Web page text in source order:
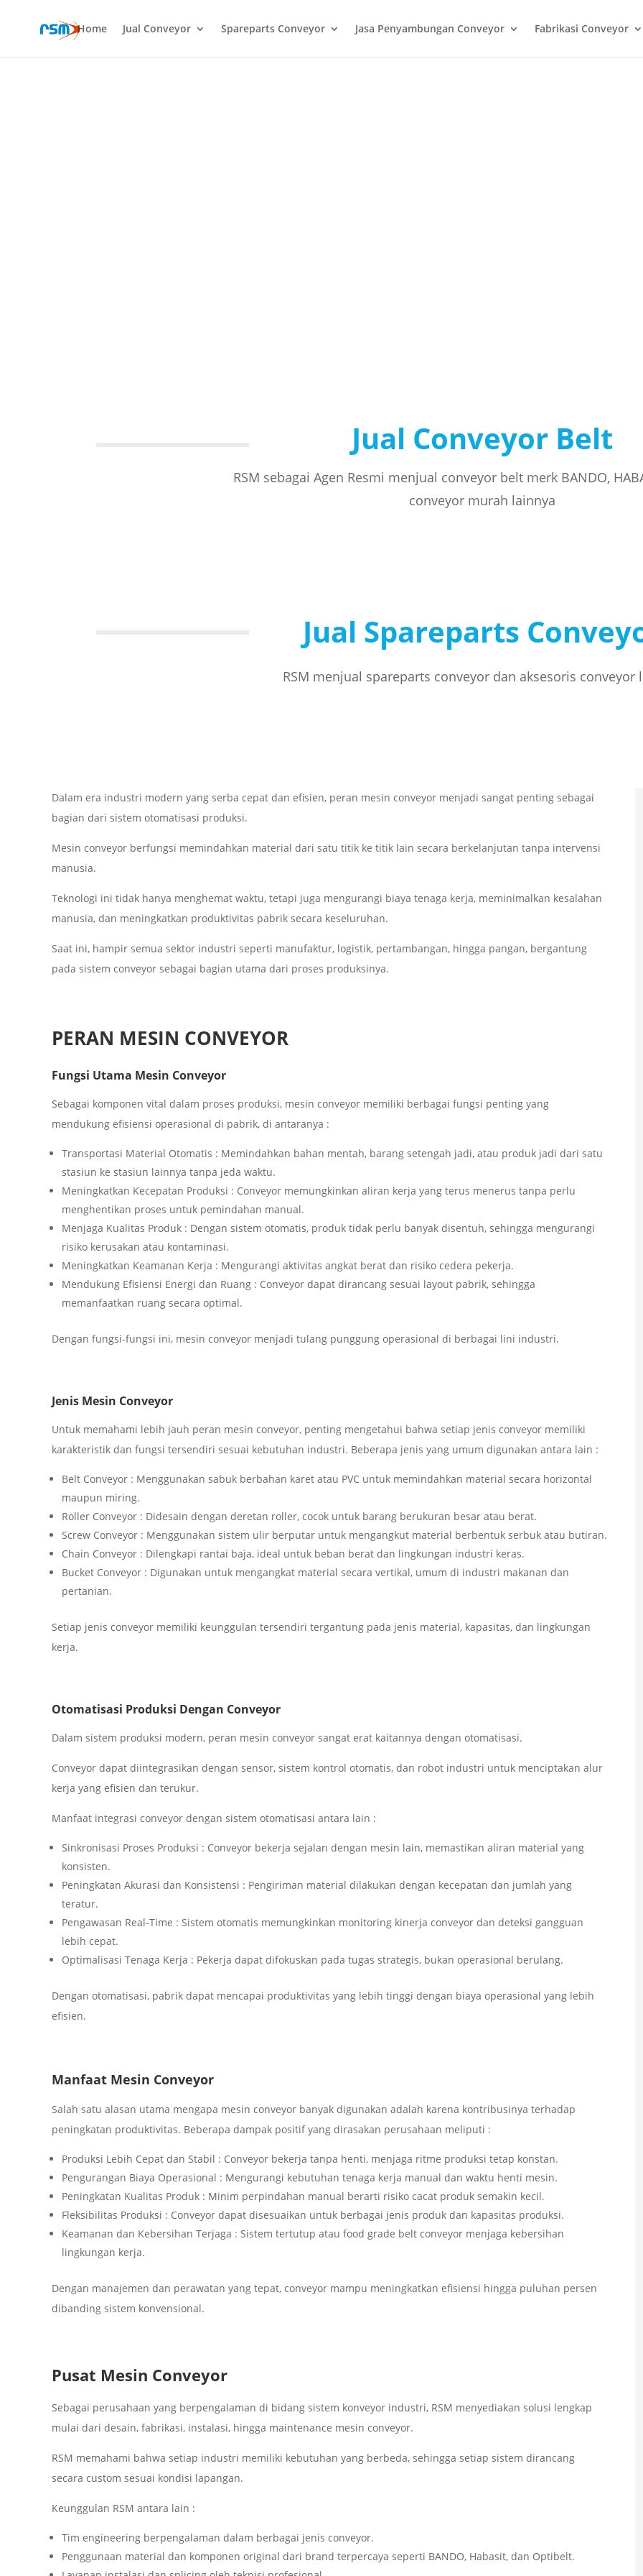
Home Jual Conveyor Spareparts Conveyor Jasa Penyambungan Conveyor Fabrikasi Conveyor
Jual Conveyor Belt
RSM sebagai Agen Resmi menjual conveyor belt merk BANDO,
conveyor murah lainnya
Jual Spareparts
RSM menjual spareparts conveyor dan aksesoris conveyor
Dalam era industri modern yang serba cepat dan efisien, peran mesin conveyor menjadi sangat penting sebagai
bagian dari sistem otomatisasi produksi.
Mesin conveyor berfungsi memindahkan material dari satu titik ke titik lain secara berkelanjutan tanpa intervensi
manusia.
Teknologi ini tidak hanya menghemat waktu, tetapi juga mengurangi biaya tenaga kerja, meminimalkan kesalahan
manusia, dan meningkatkan produktivitas pabrik secara keseluruhan.
Saat ini, hampir semua sektor industri seperti manufaktur, logistik, pertambangan, hingga pangan, bergantung
pada sistem conveyor sebagai bagian utama dari proses produksinya.
PERAN MESIN CONVEYOR
Fungsi Utama Mesin Conveyor
Sebagai komponen vital dalam proses produksi, mesin conveyor memiliki berbagai fungsi penting yang
mendukung efisiensi operasional di pabrik, di antaranya :
Transportasi Material Otomatis : Memindahkan bahan mentah, barang setengah jadi, atau produk jadi dari satu
stasiun ke stasiun lainnya tanpa jeda waktu.
Meningkatkan Kecepatan Produksi : Conveyor memungkinkan aliran kerja yang terus menerus tanpa perlu
menghentikan proses untuk pemindahan manual.
Menjaga Kualitas Produk : Dengan sistem otomatis, produk tidak perlu banyak disentuh, sehingga mengurangi
risiko kerusakan atau kontaminasi.
Meningkatkan Keamanan Kerja : Mengurangi aktivitas angkat berat dan risiko cedera pekerja.
Mendukung Efisiensi Energi dan Ruang : Conveyor dapat dirancang sesuai layout pabrik, sehingga
memanfaatkan ruang secara optimal.
Dengan fungsi-fungsi ini, mesin conveyor menjadi tulang punggung operasional di berbagai lini industri.
Jenis Mesin Conveyor
Untuk memahami lebih jauh peran mesin conveyor, penting mengetahui bahwa setiap jenis conveyor memiliki
karakteristik dan fungsi tersendiri sesuai kebutuhan industri. Beberapa jenis yang umum digunakan antara lain :
Belt Conveyor : Menggunakan sabuk berbahan karet atau PVC untuk memindahkan material secara horizontal
maupun miring.
Roller Conveyor : Didesain dengan deretan roller, cocok untuk barang berukuran besar atau berat.
Screw Conveyor : Menggunakan sistem ulir berputar untuk mengangkut material berbentuk serbuk atau butiran.
Chain Conveyor : Dilengkapi rantai baja, ideal untuk beban berat dan lingkungan industri keras.
Bucket Conveyor : Digunakan untuk mengangkat material secara vertikal, umum di industri makanan dan
pertanian.
Setiap jenis conveyor memiliki keunggulan tersendiri tergantung pada jenis material, kapasitas, dan lingkungan
kerja.
Otomatisasi Produksi Dengan Conveyor
Dalam sistem produksi modern, peran mesin conveyor sangat erat kaitannya dengan otomatisasi.
Conveyor dapat diintegrasikan dengan sensor, sistem kontrol otomatis, dan robot industri untuk menciptakan alur
kerja yang efisien dan terukur.
Manfaat integrasi conveyor dengan sistem otomatisasi antara lain :
Sinkronisasi Proses Produksi : Conveyor bekerja sejalan dengan mesin lain, memastikan aliran material yang
konsisten.
Peningkatan Akurasi dan Konsistensi : Pengiriman material dilakukan dengan kecepatan dan jumlah yang
teratur.
Pengawasan Real-Time : Sistem otomatis memungkinkan monitoring kinerja conveyor dan deteksi gangguan
lebih cepat.
Optimalisasi Tenaga Kerja : Pekerja dapat difokuskan pada tugas strategis, bukan operasional berulang.
Dengan otomatisasi, pabrik dapat mencapai produktivitas yang lebih tinggi dengan biaya operasional yang lebih
efisien.
Manfaat Mesin Conveyor
Salah satu alasan utama mengapa mesin conveyor banyak digunakan adalah karena kontribusinya terhadap
peningkatan produktivitas. Beberapa dampak positif yang dirasakan perusahaan meliputi :
Produksi Lebih Cepat dan Stabil : Conveyor bekerja tanpa henti, menjaga ritme produksi tetap konstan.
Pengurangan Biaya Operasional : Mengurangi kebutuhan tenaga kerja manual dan waktu henti mesin.
Peningkatan Kualitas Produk : Minim perpindahan manual berarti risiko cacat produk semakin kecil.
Fleksibilitas Produksi : Conveyor dapat disesuaikan untuk berbagai jenis produk dan kapasitas produksi.
Keamanan dan Kebersihan Terjaga : Sistem tertutup atau food grade belt conveyor menjaga kebersihan
lingkungan kerja.
Dengan manajemen dan perawatan yang tepat, conveyor mampu meningkatkan efisiensi hingga puluhan persen
dibanding sistem konvensional.
Pusat Mesin Conveyor
Sebagai perusahaan yang berpengalaman di bidang sistem konveyor industri, RSM menyediakan solusi lengkap
mulai dari desain, fabrikasi, instalasi, hingga maintenance mesin conveyor.
RSM memahami bahwa setiap industri memiliki kebutuhan yang berbeda, sehingga setiap sistem dirancang
secara custom sesuai kondisi lapangan.
Keunggulan RSM antara lain :
Tim engineering berpengalaman dalam berbagai jenis conveyor.
Penggunaan material dan komponen original dari brand terpercaya seperti BANDO, Habasit, dan Optibelt.